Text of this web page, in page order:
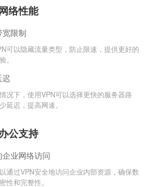
络性能
限制
可以隐藏流量类型，防止限速，提供更好的
。
况下，使用VPN可以选择更快的服务器路
延迟，提高网速。
公支持
业网络访问
通过VPN安全地访问企业内部资源，确保数
性和完整性。